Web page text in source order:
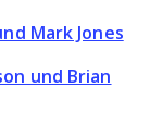
Mark Jones
und Brian